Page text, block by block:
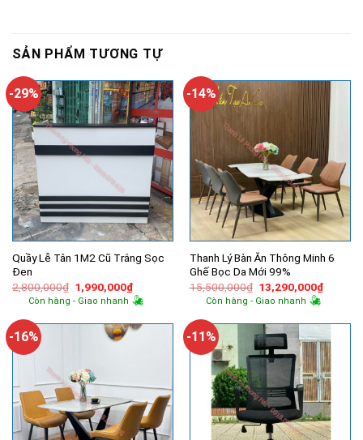
SẢN PHẨM TƯƠNG TỰ
-29%
Quầy Lễ Tân 1M2 Cũ Trắng Sọc
Đen
2,800,000₫ Giá
gốc
là:
1,990,000₫Giá
hiện
tại
1,990,000₫.
Còn hàng - Giao nhanh
-14%
Thanh Lý Bàn Ăn Thông Minh 6
Ghế Bọc Da Mới 99%
15,500,000₫ Giá
gốc
là:
13,290,000₫Giá
hiện
Còn hàng - Giao nhanh
-16% -11%